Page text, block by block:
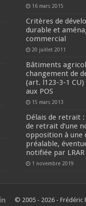
16 mars 2015
Critères de
durable et
commercial
20 juillet 2011
Bâtiments
changement de
(art. l123-3-1
aux POS
15 mars 2013
Délais de retrait :
de retrait d’une
opposition à une
préalable,
notifiée par LRAR
1 novembre 2019
© 2005 - 2026 - Frédéric